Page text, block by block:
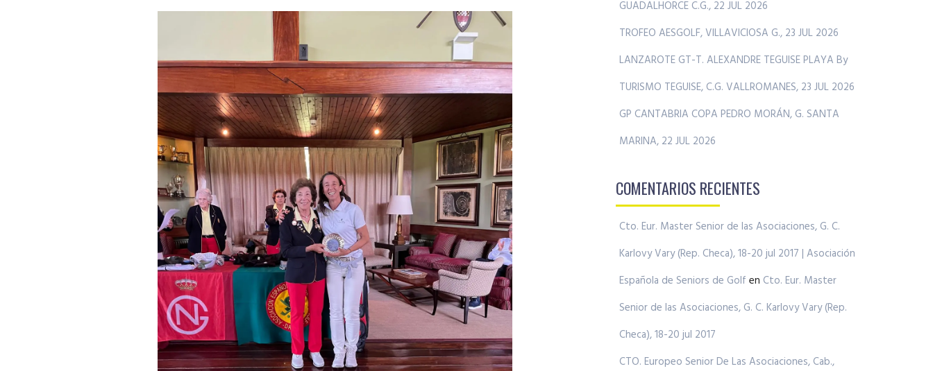
GUADALHORCE C.G., 22 JUL 2026
TROFEO AESGOLF, VILLAVICIOSA G., 23 JUL 2026
LANZAROTE GT-T. ALEXANDRE TEGUISE PLAYA By
TURISMO TEGUISE, C.G. VALLROMANES, 23 JUL 2026
GP CANTABRIA COPA PEDRO MORÁN, G. SANTA
MARINA, 22 JUL 2026
COMENTARIOS RECIENTES
Cto. Eur. Master Senior de las Asociaciones, G. C.
Karlovy Vary (Rep. Checa), 18-20 jul 2017 | Asociación
Española de Seniors de Golf en Cto. Eur. Master
Senior de las Asociaciones, G. C. Karlovy Vary (Rep.
Checa), 18-20 jul 2017
CTO. Europeo Senior De Las Asociaciones, Cab.,